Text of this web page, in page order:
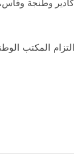
مع التزام